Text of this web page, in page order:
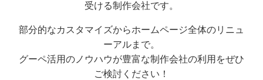
受ける制作会社です。
部分的なカスタマイズからホームページ全体のリニュ
ーアルまで。
グーペ活用のノウハウが豊富な制作会社の利用をぜひ
ご検討ください！